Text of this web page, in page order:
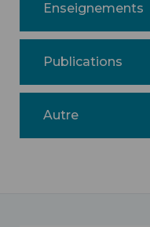
Enseignements
Publications
Autre